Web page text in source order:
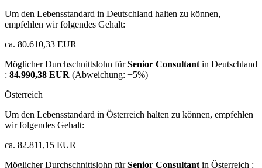
Um den Lebensstandard in Deutschland halten zu können,
empfehlen wir folgendes Gehalt:
ca. 80.610,33 EUR
Möglicher Durchschnittslohn fürSenior Consultantin Deutschland
: 84.990,38 EUR (Abweichung: +5%)
Österreich
Um den Lebensstandard in Österreich halten zu können, empfehlen
wir folgendes Gehalt:
ca. 82.811,15 EUR
Möglicher Durchschnittslohn fürSenior Consultantin Österreich :